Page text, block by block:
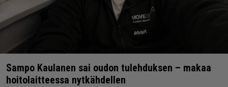
Sampo Kaulanen sai oudon tulehduksen – makaa
hoitolaitteessa nytkähdellen